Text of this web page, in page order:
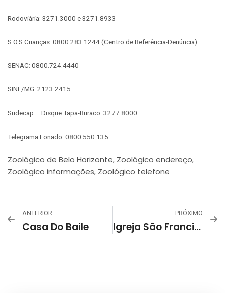
Rodoviária: 3271.3000 e 3271.8933
S.O.S Crianças: 0800.283.1244 (Centro de Referência-Denúncia)
SENAC: 0800.724.4440
SINE/MG: 2123.2415
Sudecap – Disque Tapa-Buraco: 3277.8000
Telegrama Fonado: 0800.550.135
Zoológico de Belo Horizonte, Zoológico endereço,
Zoológico informações, Zoológico telefone
ANTERIOR
Casa Do Baile
PRÓXIMO
Igreja São Francisco De Assis